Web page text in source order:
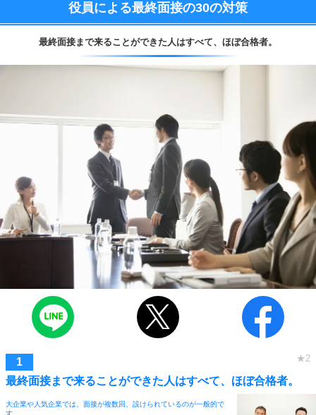
役員による最終面接の30の対策
最終面接まで来ることができた人はすべて、 ほぼ合格者。
最終面接まで来ることができた人はすべて、ほぼ合格者。
大企業や人気企業では、面接が複数回、設けられているのが一般的で
す。